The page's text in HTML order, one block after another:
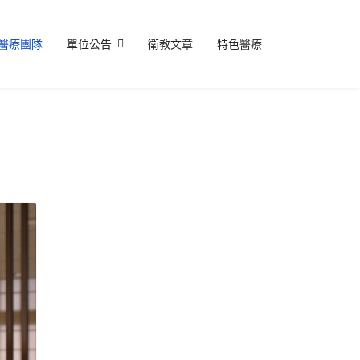
療團隊 單位公告 衛教文章 特色醫療